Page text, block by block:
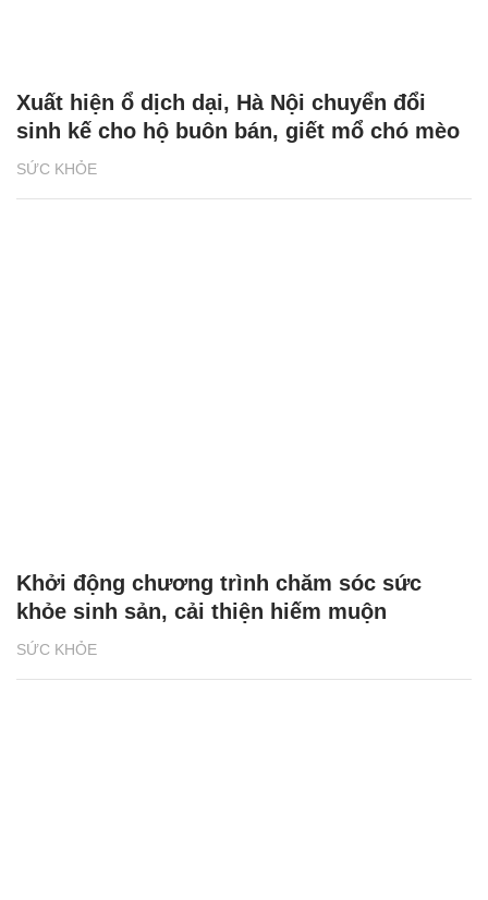
SỨC KHỎE
Xuất hiện ổ dịch dại, Hà Nội chuyển đổi
sinh kế cho hộ buôn bán, giết mổ chó mèo
SỨC KHỎE
Khởi động chương trình chăm sóc sức
khỏe sinh sản, cải thiện hiếm muộn